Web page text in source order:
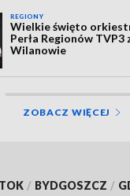
REGIONY
Wielkie święto
Perła Regionów TVP3
Wilanowie
ZOBACZ WIĘCEJ
/ BYDGOSZCZ /